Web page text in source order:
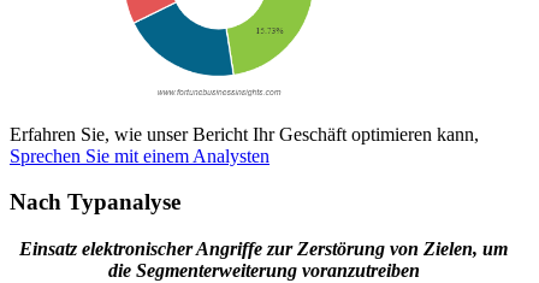
Erfahren Sie, wie unser Bericht Ihr Geschäft optimieren kann,
Sprechen Sie mit einem Analysten
Nach Typanalyse
Einsatz elektronischer Angriffe zur Zerstörung von Zielen, um
die Segmenterweiterung voranzutreiben